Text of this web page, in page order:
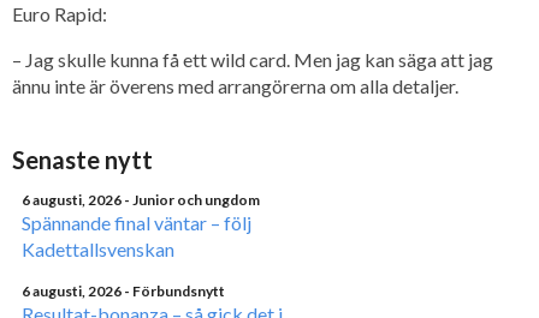
Euro Rapid:
– Jag skulle kunna få ett wild card. Men jag kan säga att jag
ännu inte är överens med arrangörerna om alla detaljer.
Senaste nytt
6 augusti, 2026 - Junior och ungdom
Spännande final väntar – följ
Kadettallsvenskan
6 augusti, 2026 - Förbundsnytt